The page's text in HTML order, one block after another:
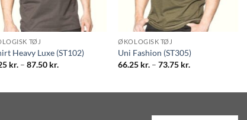
TØJ
Heavy Luxe (ST102)
kr. – 87.50 kr.
ØKOLOGISK TØJ
Uni Fashion (ST305)
66.25 kr. – 73.75 kr.